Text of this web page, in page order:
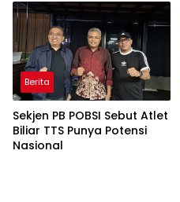
Berita
Sekjen PB POBSI Sebut Atlet
Biliar TTS Punya Potensi
Nasional